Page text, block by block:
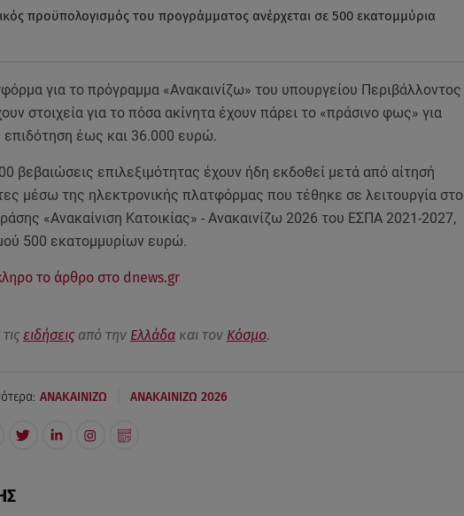
προϋπολογισμός του προγράμματος ανέρχεται σε 500 εκατομμύρια
για το πρόγραμμα «Ανακαινίζω» του υπουργείου Περιβάλλοντος
στοιχεία για το πόσα ακίνητα έχουν πάρει το «πράσινο φως» για
επιδότηση έως και 36.000 ευρώ.
βεβαιώσεις επιλεξιμότητας έχουν ήδη εκδοθεί μετά από αίτησή
μέσω της ηλεκτρονικής πλατφόρμας που τέθηκε σε λειτουργία στο
«Ανακαίνιση Κατοικίας» - Ανακαινίζω 2026 του ΕΣΠΑ 2021-2027,
500 εκατομμυρίων ευρώ.
το άρθρο στο dnews.gr
ειδήσειςαπό την Ελλάδακαι τον Κόσμο.
ΑΝΑΚΑΙΝΙΖΩ ΑΝΑΚΑΙΝΙΖΩ 2026